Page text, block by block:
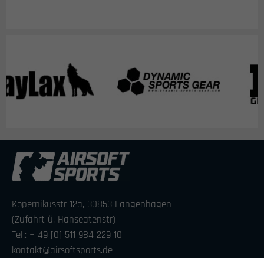
Kopernikusstr 12a, 30853 Langenhagen
(Zufahrt ü. Hanseatenstr)
Tel.: + 49 [0] 511 984 229 10
kontakt@airsoftsports.de